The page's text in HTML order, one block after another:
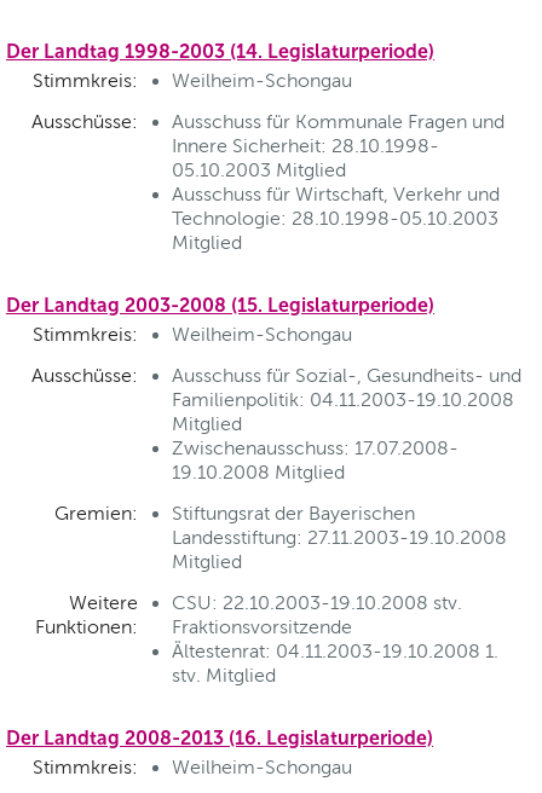
Der Landtag 1998-2003 (14. Legislaturperiode)
Stimmkreis:
Weilheim-Schongau
Ausschüsse:
Ausschuss für Kommunale Fragen und
Innere Sicherheit: 28.10.1998-
05.10.2003 Mitglied
Ausschuss für Wirtschaft, Verkehr und
Technologie: 28.10.1998-05.10.2003
Mitglied
Der Landtag 2003-2008 (15. Legislaturperiode)
Stimmkreis:
Weilheim-Schongau
Ausschüsse:
Ausschuss für Sozial-, Gesundheits- und
Familienpolitik: 04.11.2003-19.10.2008
Mitglied
Zwischenausschuss: 17.07.2008-
19.10.2008 Mitglied
Gremien:
Stiftungsrat der Bayerischen
Landesstiftung: 27.11.2003-19.10.2008
Mitglied
Weitere
Funktionen:
CSU: 22.10.2003-19.10.2008 stv.
Fraktionsvorsitzende
Ältestenrat: 04.11.2003-19.10.2008 1.
stv. Mitglied
Der Landtag 2008-2013 (16. Legislaturperiode)
Stimmkreis: Weilheim-Schongau